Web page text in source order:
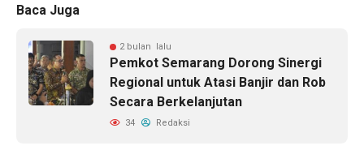
Baca Juga
2 bulan lalu
Pemkot Semarang Dorong Sinergi
Regional untuk Atasi Banjir dan Rob
Secara Berkelanjutan
34 Redaksi